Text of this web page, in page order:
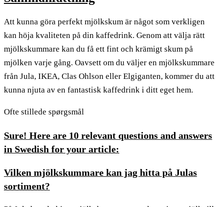
Att kunna göra perfekt mjölkskum är något som verkligen
kan höja kvaliteten på din kaffedrink. Genom att välja rätt
mjölkskummare kan du få ett fint och krämigt skum på
mjölken varje gång. Oavsett om du väljer en mjölkskummare
från Jula, IKEA, Clas Ohlson eller Elgiganten, kommer du att
kunna njuta av en fantastisk kaffedrink i ditt eget hem.
Ofte stillede spørgsmål
Sure! Here are 10 relevant questions and answers
in Swedish for your article:
Vilken mjölkskummare kan jag hitta på Julas
sortiment?